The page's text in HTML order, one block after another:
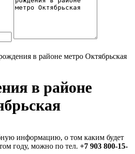
в районе метро Октябрьская
в районе
информацию, о том каким будет
году, можно по тел. +7 903 800-15-